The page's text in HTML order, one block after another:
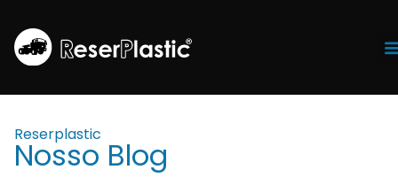
Reserplastic
Nosso Blog